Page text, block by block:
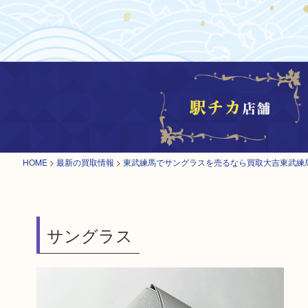
HOME > 最新の買取情報 > 東武練馬でサングラスを売るなら買取大吉東武練
サングラス